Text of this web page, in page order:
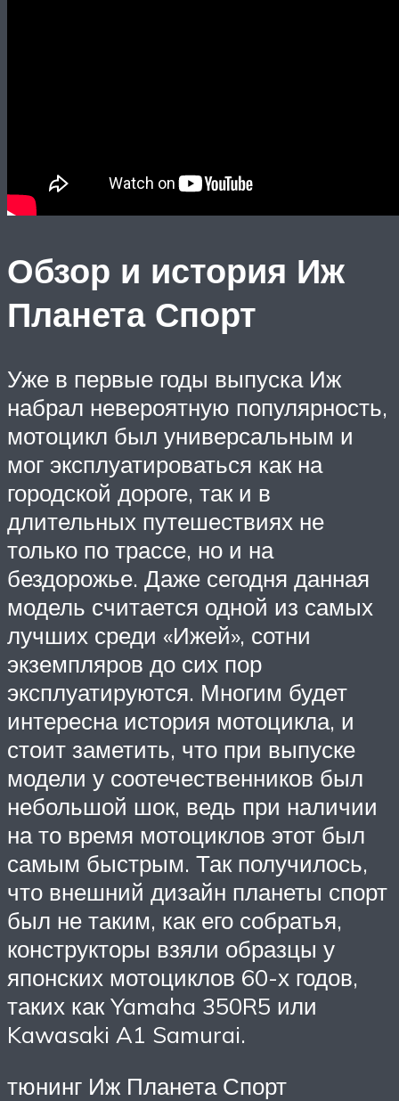
Обзор и история Иж
Планета Спорт
Уже в первые годы выпуска Иж
набрал невероятную популярность,
мотоцикл был универсальным и
мог эксплуатироваться как на
городской дороге, так и в
длительных путешествиях не
только по трассе, но и на
бездорожье. Даже сегодня данная
модель считается одной из самых
лучших среди «Ижей», сотни
экземпляров до сих пор
эксплуатируются. Многим будет
интересна история мотоцикла, и
стоит заметить, что при выпуске
модели у соотечественников был
небольшой шок, ведь при наличии
на то время мотоциклов этот был
самым быстрым. Так получилось,
что внешний дизайн планеты спорт
был не таким, как его собратья,
конструкторы взяли образцы у
японских мотоциклов 60-х годов,
таких как Yamaha 350R5 или
Kawasaki A1 Samurai.
тюнинг Иж Планета Спорт